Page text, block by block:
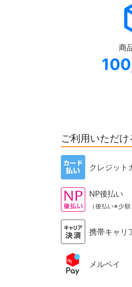
商
ご利用いただ
クレジット
NP後払い
（後払い※少額
携帯キャリ
メルペイ